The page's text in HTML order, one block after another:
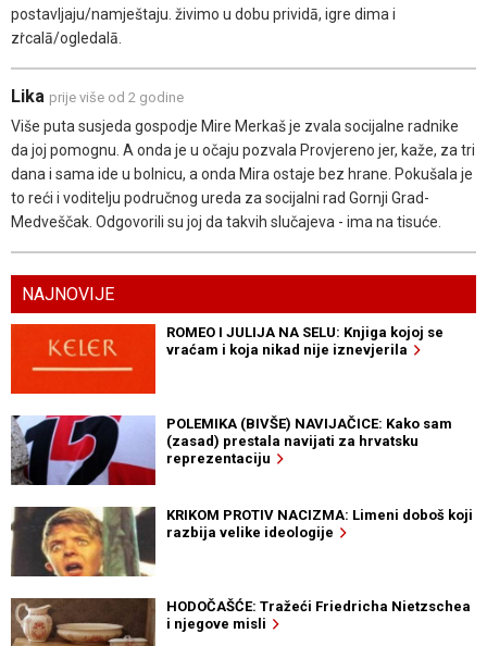
postavljaju/namještaju. živimo u dobu prividā, igre dima i
zṙcalā/ogledalā.
Lika prije više od 2 godine
Više puta susjeda gospodje Mire Merkaš je zvala socijalne radnike
da joj pomognu. A onda je u očaju pozvala Provjereno jer, kaže, za tri
dana i sama ide u bolnicu, a onda Mira ostaje bez hrane. Pokušala je
to reći i voditelju područnog ureda za socijalni rad Gornji Grad-
Medveščak. Odgovorili su joj da takvih slučajeva - ima na tisuće.
NAJNOVIJE
ROMEO I JULIJA NA SELU: Knjiga kojoj se
vraćam i koja nikad nije iznevjerila
POLEMIKA (BIVŠE) NAVIJAČICE: Kako sam
(zasad) prestala navijati za hrvatsku
reprezentaciju
KRIKOM PROTIV NACIZMA: Limeni doboš koji
razbija velike ideologije
HODOČAŠĆE: Tražeći Friedricha Nietzschea
i njegove misli